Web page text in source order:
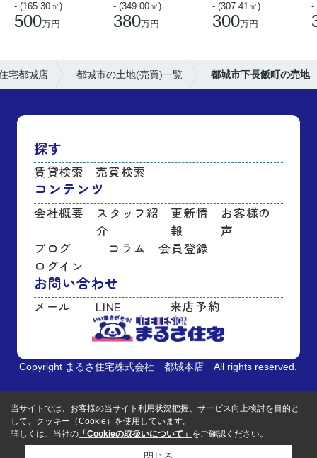
- (165.30㎡)
500万円
- (349.00㎡)
380万円
- (307.41㎡)
300万円
-
宅都城店 都城市の土地(売買)一覧 都城市下長飯町の売地
探す
賃貸検索 売買検索
コンテンツ
会社概要
スタッフ紹
介
更新情
報
お客様の
声
ブログ
コラム
会員登録
ログイン
お問い合わせ
メール LINE 来店予約
Copyright まるさ住宅株式会社 都城本店 All rights reserved.
当サイトでは、お客様の当サイト利用状況把握、サービス向上検討を目的と
して、クッキー（Cookie）を使用しています。
詳しくは、当社の 「Cookieの取扱いについて」 をご確認ください。